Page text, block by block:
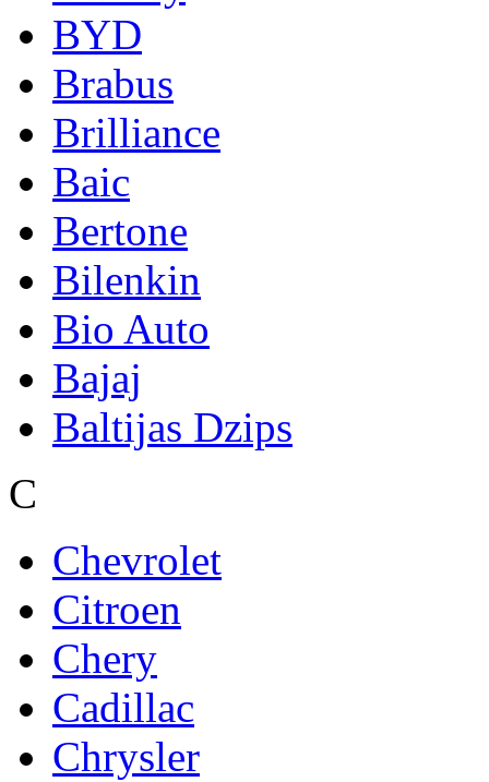
BYD
Brabus
Brilliance
Baic
Bertone
Bilenkin
Bio Auto
Bajaj
Baltijas Dzips
C
Chevrolet
Citroen
Chery
Cadillac
Chrysler